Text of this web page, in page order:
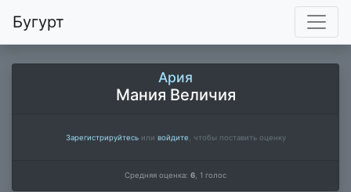
Бугурт
Ария
Мания Величия
Зарегистрируйтесьили войдите , чтобы поставить оценку
Средняя оценка: 6 1 голос